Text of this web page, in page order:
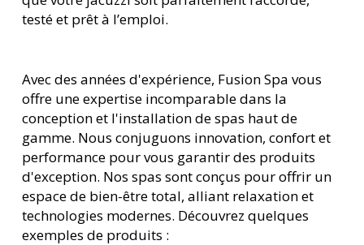
testé et prêt à l’emploi.
Avec des années d'expérience, Fusion Spa vous
offre une expertise incomparable dans la
conception et l'installation de spas haut de
gamme. Nous conjuguons innovation, confort et
performance pour vous garantir des produits
d'exception. Nos spas sont conçus pour offrir un
espace de bien-être total, alliant relaxation et
technologies modernes. Découvrez quelques
exemples de produits :